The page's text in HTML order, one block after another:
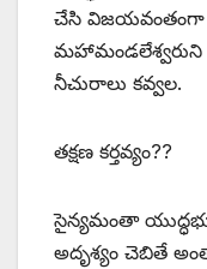
చేసి విజయవంతంగా
మహామండలేశ్వరుని
నీచురాలు కవ్వల.
తక్షణ కర్తవ్యం??
సైన్యమంతా
అదృశ్యం చెబితే